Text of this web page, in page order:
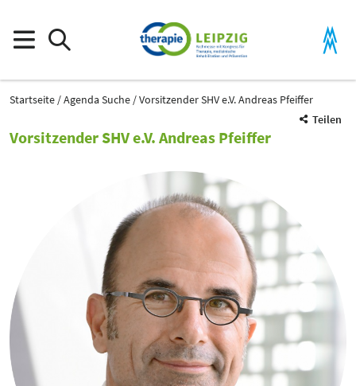
Startseite Agenda Suche
Vorsitzender SHV e.V. Andreas Pfeiffer
Teilen
Vorsitzender SHV e.V. Andreas Pfeiffer